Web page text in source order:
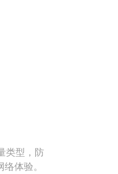
类型，防
体验。